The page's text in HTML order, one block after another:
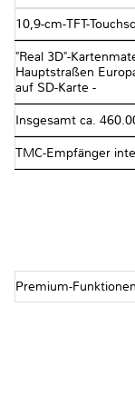
10,9-cm-TFT-
"Real 3D"-
Hauptstraßen
auf SD-Karte -
Insgesamt ca.
TMC-Empfänger
Premium-